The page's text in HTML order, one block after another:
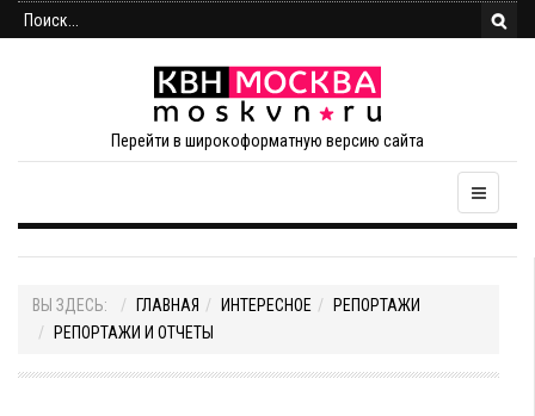
Перейти в широкоформатную версию сайта
ВЫ ЗДЕСЬ: ГЛАВНАЯ ИНТЕРЕСНОЕ
РЕПОРТАЖИ
РЕПОРТАЖИ И ОТЧЕТЫ